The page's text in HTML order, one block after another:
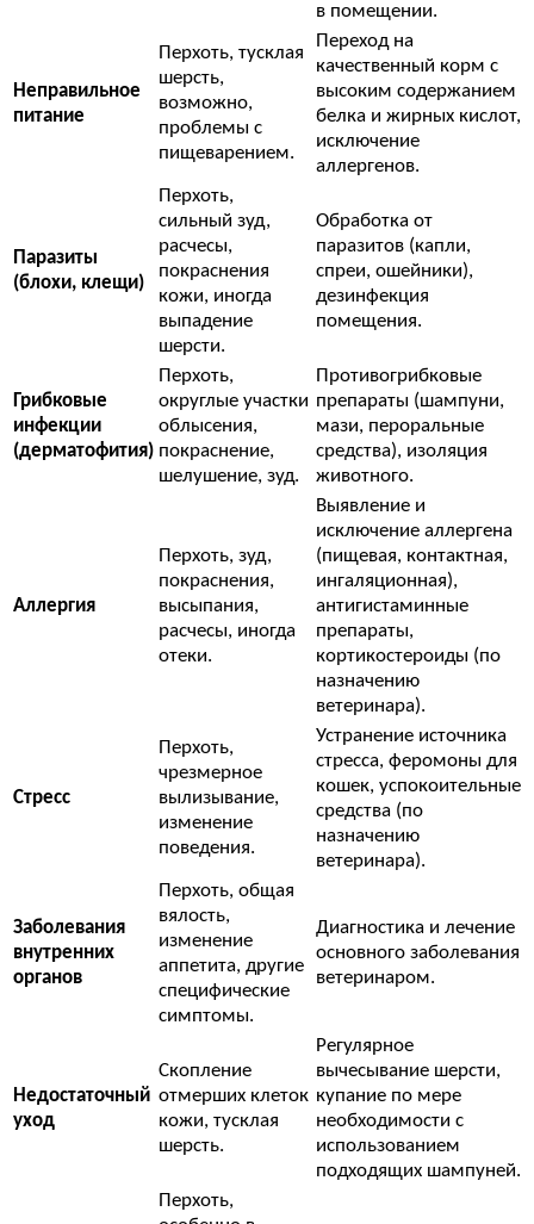
в помещении.
Неправильное
питание
Перхоть, тусклая
шерсть,
возможно,
проблемы с
пищеварением.
Переход на
качественный корм с
высоким содержанием
белка и жирных кислот,
исключение
аллергенов.
Паразиты
(блохи, клещи)
Перхоть,
сильный зуд,
расчесы,
покраснения
кожи, иногда
выпадение
шерсти.
Обработка от
паразитов (капли,
спреи, ошейники),
дезинфекция
помещения.
Грибковые
инфекции
(дерматофития)
Перхоть,
округлые участки
облысения,
покраснение,
шелушение, зуд.
Противогрибковые
препараты (шампуни,
мази, пероральные
средства), изоляция
животного.
Аллергия
Перхоть, зуд,
покраснения,
высыпания,
расчесы, иногда
отеки.
Выявление и
исключение аллергена
(пищевая, контактная,
ингаляционная),
антигистаминные
препараты,
кортикостероиды (по
назначению
ветеринара).
Стресс
Перхоть,
чрезмерное
вылизывание,
изменение
поведения.
Устранение источника
стресса, феромоны для
кошек, успокоительные
средства (по
назначению
ветеринара).
Заболевания
внутренних
органов
Перхоть, общая
вялость,
изменение
аппетита, другие
специфические
симптомы.
Диагностика и лечение
основного заболевания
ветеринаром.
Недостаточный
уход
Скопление
отмерших клеток
кожи, тусклая
шерсть.
Регулярное
вычесывание шерсти,
купание по мере
необходимости с
использованием
подходящих шампуней.
Перхоть,